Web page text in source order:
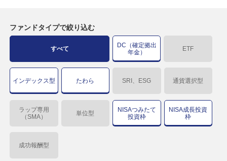
ファンドタイプで絞り込む
すべて
DC（確定拠出
年金）
ETF
インデックス型 たわら SRI、ESG 通貨選択型
ラップ専用
（SMA）
単位型
NISAつみたて
投資枠
NISA成長投資
枠
成功報酬型